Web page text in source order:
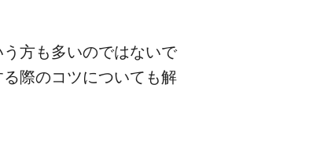
方も多いのではないで
際のコツについても解